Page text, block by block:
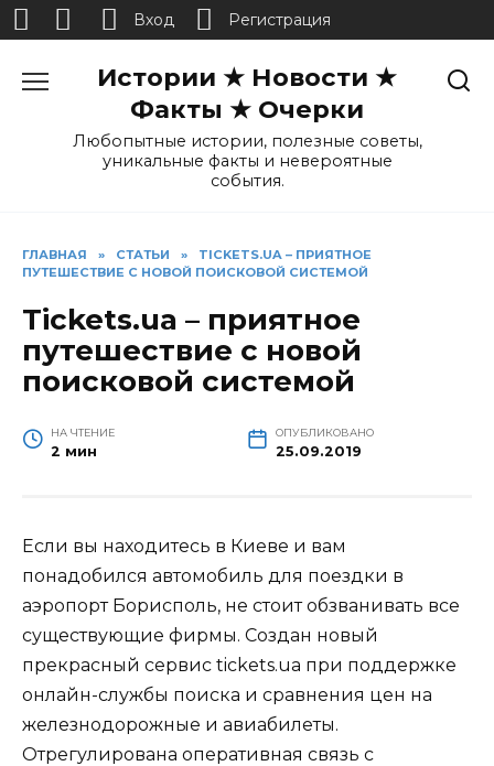
Истории ★ Новости ★
Факты ★ Очерки
Любопытные истории, полезные советы,
уникальные факты и невероятные
события.
ГЛАВНАЯ » СТАТЬИ »
TICKETS.UA – ПРИЯТНОЕ
ПУТЕШЕСТВИЕ С НОВОЙ ПОИСКОВОЙ СИСТЕМОЙ
Tickets.ua – приятное
путешествие с новой
поисковой системой
НА ЧТЕНИЕ
2 мин
ОПУБЛИКОВАНО
25.09.2019
Если вы находитесь в Киеве и вам
понадобился автомобиль для поездки в
аэропорт Борисполь, не стоит обзванивать все
существующие фирмы. Создан новый
прекрасный сервис tickets.ua при поддержке
онлайн-службы поиска и сравнения цен на
железнодорожные и авиабилеты.
Отрегулирована оперативная связь с
Вход Регистрация